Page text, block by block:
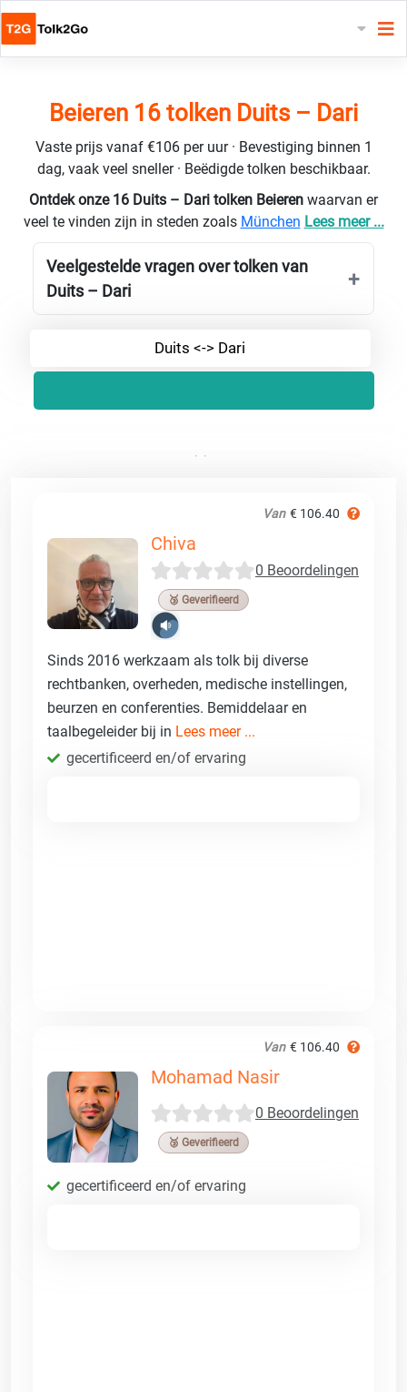
Beieren 16 tolken Duits – Dari
Vaste prijs vanaf €106 per uur · Bevestiging binnen 1
dag, vaak veel sneller · Beëdigde tolken beschikbaar.
Ontdek onze 16 Duits – Dari tolken Beieren waarvan er
veel te vinden zijn in steden zoals München Lees meer ...
Veelgestelde vragen over tolken van
Duits – Dari
Duits <-> Dari
Van € 106.40
Chiva
0 Beoordelingen
🥉 Geverifieerd
Sinds 2016 werkzaam als tolk bij diverse
rechtbanken, overheden, medische instellingen,
beurzen en conferenties. Bemiddelaar en
taalbegeleider bij in Lees meer ...
gecertificeerd en/of ervaring
Van € 106.40
Mohamad Nasir
0 Beoordelingen
🥉 Geverifieerd
gecertificeerd en/of ervaring